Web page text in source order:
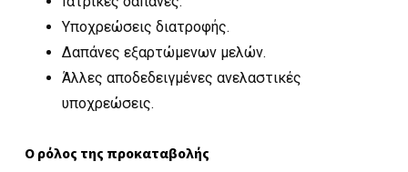
Υποχρεώσεις διατροφής.
Δαπάνες εξαρτώμενων μελών.
Άλλες αποδεδειγμένες ανελαστικές
υποχρεώσεις.
Ο ρόλος της προκαταβολής